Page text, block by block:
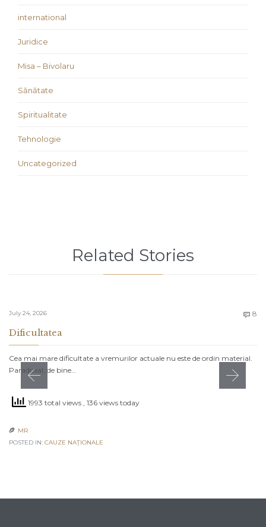
international
Juridice
Misa – Bivolaru
Sănătate
Spiritualitate
Tehnologie
Uncategorized
Related Stories
July 24, 2026  8
Dificultatea
Cea mai mare dificultate a vremurilor actuale nu este de ordin material.
Paradoxal, de bine…
1993 total views , 136 views today
 MR
POSTED IN: CAUZE NAŢIONALE